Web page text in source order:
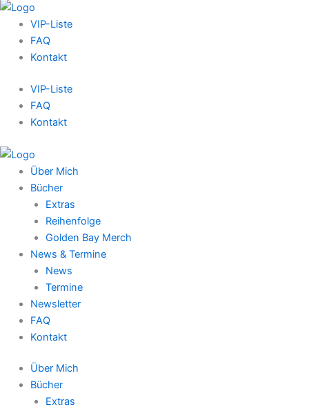
VIP-Liste
FAQ
Kontakt
VIP-Liste
FAQ
Kontakt
Über Mich
Bücher
Extras
Reihenfolge
Golden Bay Merch
News & Termine
News
Termine
Newsletter
FAQ
Kontakt
Über Mich
Bücher
Extras